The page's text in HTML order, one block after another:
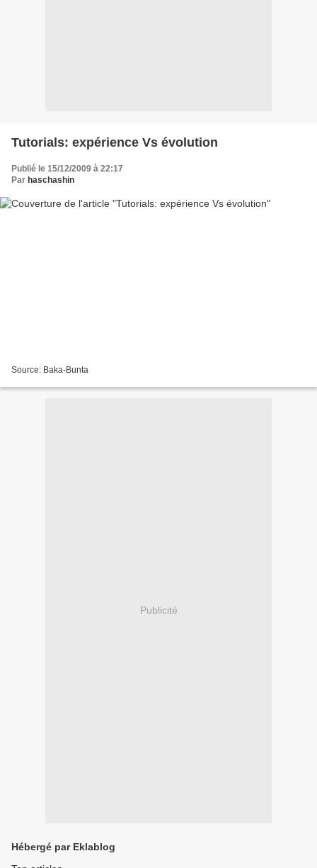
Tutorials: expérience Vs évolution
Publié le 15/12/2009 à 22:17
Par haschashin
Source: Baka-Bunta
Publicité
Hébergé par Eklablog